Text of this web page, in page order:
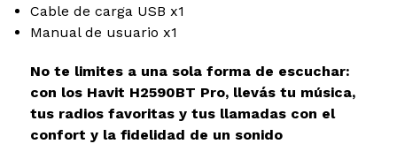
Cable de carga USB x1
Manual de usuario x1
No te limites a una sola forma de escuchar:
con los Havit H2590BT Pro, llevás tu música,
tus radios favoritas y tus llamadas con el
confort y la fidelidad de un sonido